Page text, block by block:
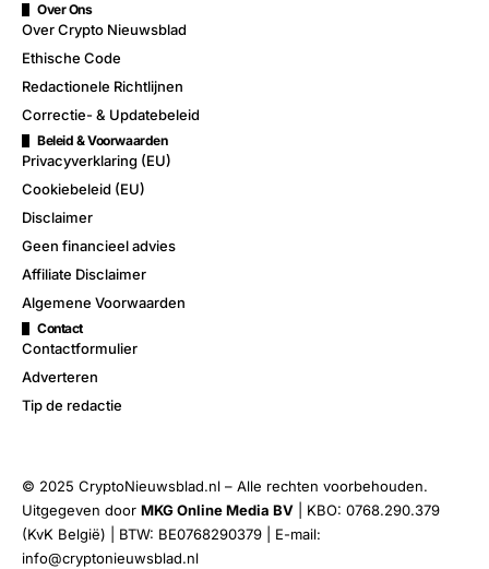
Over Ons
Over Crypto Nieuwsblad
Ethische Code
Redactionele Richtlijnen
Correctie- & Updatebeleid
Beleid & Voorwaarden
Privacyverklaring (EU)
Cookiebeleid (EU)
Disclaimer
Geen financieel advies
Affiliate Disclaimer
Algemene Voorwaarden
Contact
Contactformulier
Adverteren
Tip de redactie
© 2025 CryptoNieuwsblad.nl – Alle rechten voorbehouden.
Uitgegeven door MKG Online Media BV | KBO: 0768.290.379
(KvK België) | BTW: BE0768290379 | E-mail:
info@cryptonieuwsblad.nl